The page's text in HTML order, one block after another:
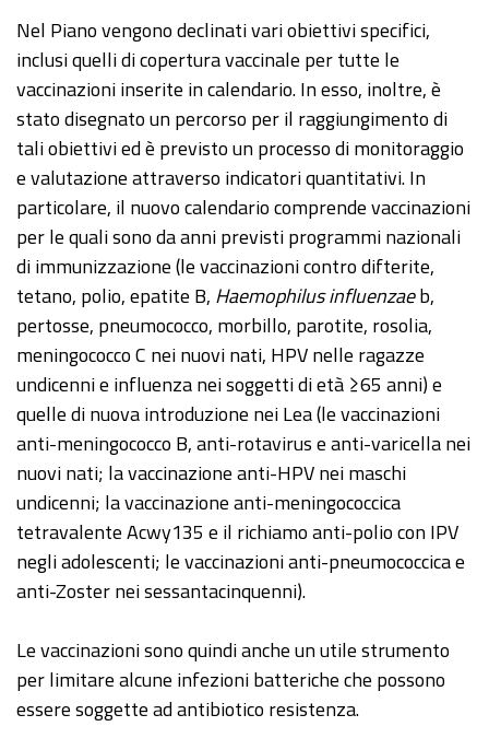
Nel Piano vengono declinati vari obiettivi specifici,
inclusi quelli di copertura vaccinale per tutte le
vaccinazioni inserite in calendario. In esso, inoltre, è
stato disegnato un percorso per il raggiungimento di
tali obiettivi ed è previsto un processo di monitoraggio
e valutazione attraverso indicatori quantitativi. In
particolare, il nuovo calendario comprende vaccinazioni
per le quali sono da anni previsti programmi nazionali
di immunizzazione (le vaccinazioni contro difterite,
tetano, polio, epatite B, Haemophilus influenzaeb,
pertosse, pneumococco, morbillo, parotite, rosolia,
meningococco C nei nuovi nati, HPV nelle ragazze
undicenni e influenza nei soggetti di età ≥65 anni) e
quelle di nuova introduzione nei Lea (le vaccinazioni
anti-meningococco B, anti-rotavirus e anti-varicella nei
nuovi nati; la vaccinazione anti-HPV nei maschi
undicenni; la vaccinazione anti-meningococcica
tetravalente Acwy135 e il richiamo anti-polio con IPV
negli adolescenti; le vaccinazioni anti-pneumococcica e
anti-Zoster nei sessantacinquenni).
Le vaccinazioni sono quindi anche un utile strumento
per limitare alcune infezioni batteriche che possono
essere soggette ad antibiotico resistenza.